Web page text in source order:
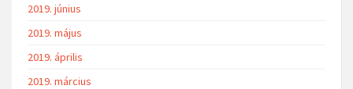
2019. június
2019. május
2019. április
2019. március